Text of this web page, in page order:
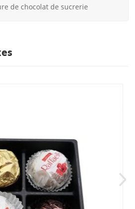
de chocolat de sucrerie